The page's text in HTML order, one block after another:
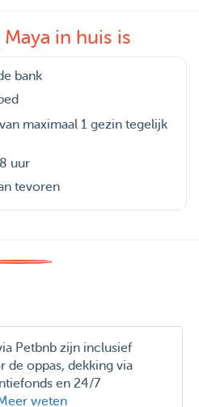
in huis is
bank
maximaal 1 gezin tegelijk
uur
tevoren
Petbnb zijn inclusief
de oppas, dekking via
en 24/7
weten